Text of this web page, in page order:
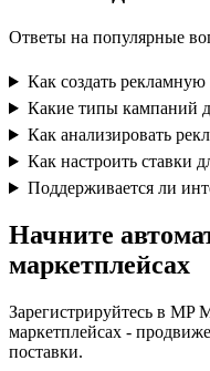
Ответы на популярные
Как создать
Какие типы кампаний
Как анализировать
Как настроить ставки
Поддерживается ли
Начните
маркетплейсах
Зарегистрируйтесь в MP
маркетплейсах -
поставки.